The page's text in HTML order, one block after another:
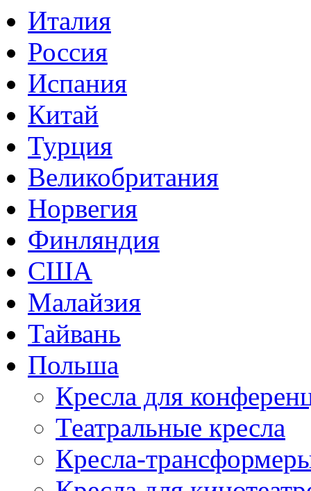
Италия
Россия
Испания
Китай
Турция
Великобритания
Норвегия
Финляндия
США
Малайзия
Тайвань
Польша
Кресла для
Театральные кресла
Кресла-